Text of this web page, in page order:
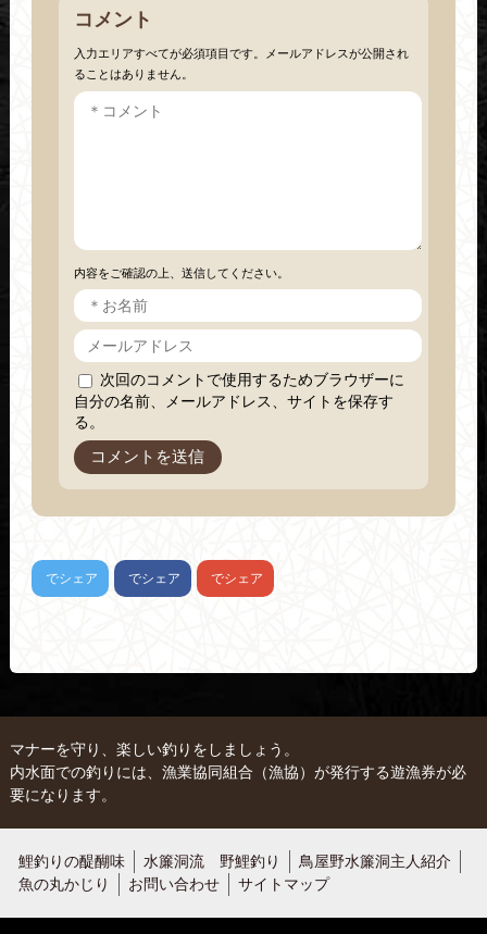
コメント
入力エリアすべてが必須項目です。メールアドレスが公開され
ることはありません。
内容をご確認の上、送信してください。
次回のコメントで使用するためブラウザーに
自分の名前、メールアドレス、サイトを保存す
る。
でシェア でシェア でシェア
マナーを守り、楽しい釣りをしましょう。
内水面での釣りには、漁業協同組合（漁協）が発行する遊漁券が必
要になります。
鯉釣りの醍醐味 水簾洞流 野鯉釣り
鳥屋野水簾洞主人紹介
魚の丸かじり
お問い合わせ サイトマップ